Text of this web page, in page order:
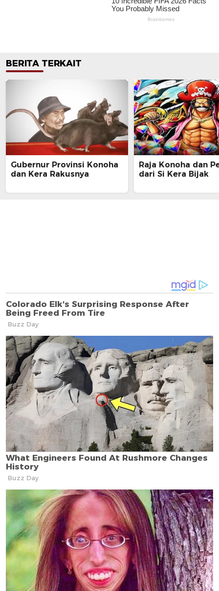
BERITA TERKAIT
Gubernur Provinsi Konoha
dan Kera Rakusnya
Raja Konoha dan
dari Si Kera Bijak